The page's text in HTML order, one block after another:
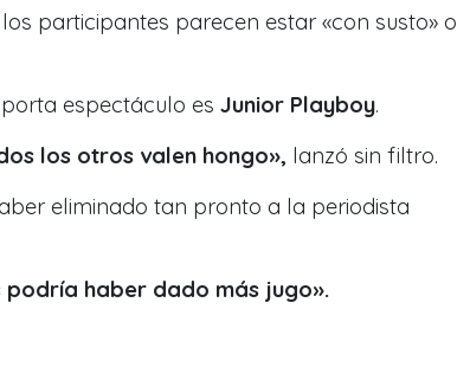
participantes parecen estar «con susto» o
espectáculo es Junior Playboy.
los otros valen hongo», lanzó sin filtro.
eliminado tan pronto a la periodista
haber dado más jugo».